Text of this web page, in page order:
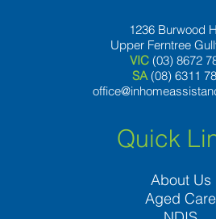
1236 Burwood
Upper Ferntree
VIC (03) 8672
SA (08) 6311
Quick
About Us
Aged Care